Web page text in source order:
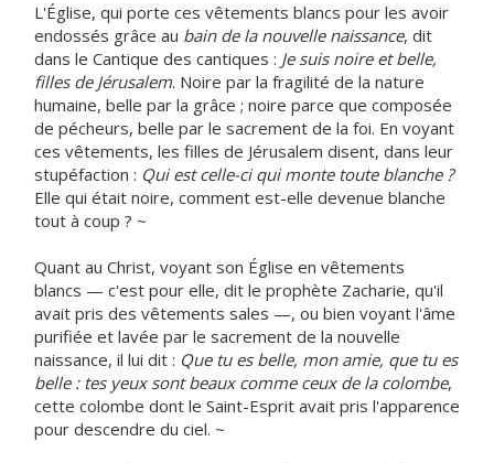
L'Église, qui porte ces vêtements blancs pour les avoir
endossés grâce au bain de la nouvelle naissance, dit
dans le Cantique des cantiques : Je suis noire et belle,
filles de Jérusalem. Noire par la fragilité de la nature
humaine, belle par la grâce ; noire parce que composée
de pécheurs, belle par le sacrement de la foi. En voyant
ces vêtements, les filles de Jérusalem disent, dans leur
stupéfaction : Qui est celle-ci qui monte toute blanche ?
Elle qui était noire, comment est-elle devenue blanche
tout à coup ? ~
Quant au Christ, voyant son Église en vêtements
blancs — c'est pour elle, dit le prophète Zacharie, qu'il
avait pris des vêtements sales —, ou bien voyant l'âme
purifiée et lavée par le sacrement de la nouvelle
naissance, il lui dit : Que tu es belle, mon amie, que tu es
belle : tes yeux sont beaux comme ceux de la colombe,
cette colombe dont le Saint-Esprit avait pris l'apparence
pour descendre du ciel. ~